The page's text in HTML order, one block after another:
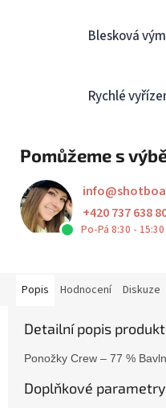
Blesková
Rychlé
Pomůžeme s
info@
+420 737 638
Po-Pá 8:30 - 15:30
Popis Hodnocení Diskuze
Detailní popis
Ponožky Crew – 77 %
Doplňkové parametry